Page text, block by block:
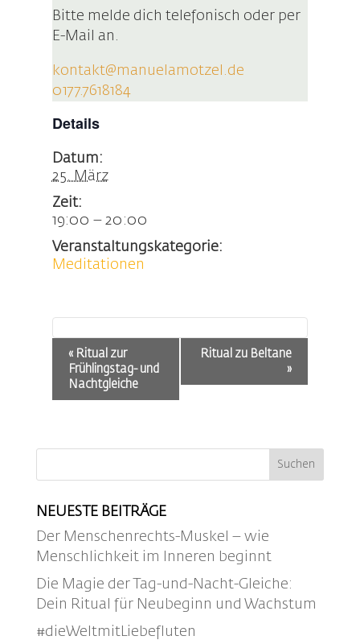
Bitte melde dich telefonisch oder per
E-Mail an.
kontakt@manuelamotzel.de
0177.7618184
Details
Datum:
25. März
Zeit:
19:00 – 20:00
Veranstaltungskategorie:
Meditationen
Veranstaltung-
Navigation
«Ritual zur
Frühlingstag- und
Nachtgleiche
Ritual zu Beltane
»
NEUESTE BEITRÄGE
Der Menschenrechts-Muskel – wie
Menschlichkeit im Inneren beginnt
Die Magie der Tag-und-Nacht-Gleiche:
Dein Ritual für Neubeginn und Wachstum
#dieWeltmitLiebefluten